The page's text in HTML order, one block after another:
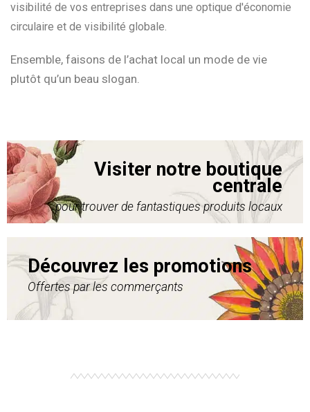
visibilité de vos entreprises dans une optique d'économie
circulaire et de visibilité globale.
Ensemble, faisons de l’achat local un mode de vie
plutôt qu’un beau slogan.
Visiter notre boutique
centrale
pour trouver de fantastiques produits locaux
Découvrez les promotions
Offertes par les commerçants